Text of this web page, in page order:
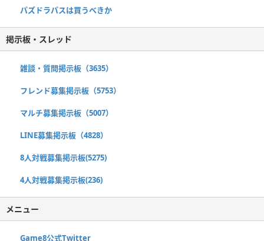
パズドラパスは買うべきか
掲示板・スレッド
雑談・質問掲示板（3635）
フレンド募集掲示板（5753）
マルチ募集掲示板（5007）
LINE募集掲示板（4828）
8人対戦募集掲示板(5275)
4人対戦募集掲示板(236)
メニュー
Game8公式Twitter